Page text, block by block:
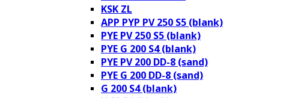
KSK ZL
APP PYP PV 250 S5 (blank)
PYE PV 250 S5 (blank)
PYE G 200 S4 (blank)
PYE PV 200 DD-8 (sand)
PYE G 200 DD-8 (sand)
G 200 S4 (blank)